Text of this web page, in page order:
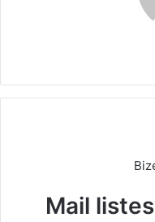
koltukları adı verilen ve
Mail